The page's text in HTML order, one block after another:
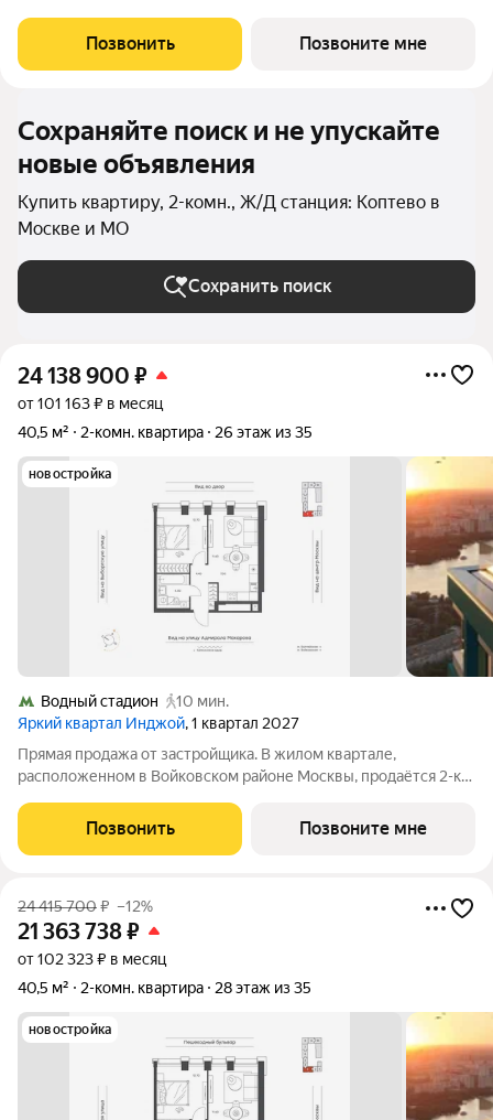
расположена на 32 этаже 35-этажного дома, корпус 1, в жилом
квартале бизнес-класса Инджой.
Позвонить Позвоните мне
Сохраняйте поиск и не упускайте
новые объявления
Купить квартиру, 2-комн., Ж/Д станция: Коптево в
Москве и МО
Сохранить поиск
24 138 900 ₽
от 101 163 ₽ в месяц
40,5 м²
2-комн. квартира 26 этаж из 35
новостройка
Водный стадион
10 мин.
Яркий квартал Инджой, 1 квартал 2027
Прямая продажа от застройщика. В жилом квартале,
расположенном в Войковском районе Москвы, продаётся 2-к
расположена на 26 этаже 35-этажного дома, корпус 1, в жилом
квартале бизнес-класса Инджой.
Позвонить Позвоните мне
24 415 700₽ –12%
21 363 738₽
от 102 323 ₽ в месяц
40,5 м²
2-комн. квартира 28 этаж из 35
новостройка